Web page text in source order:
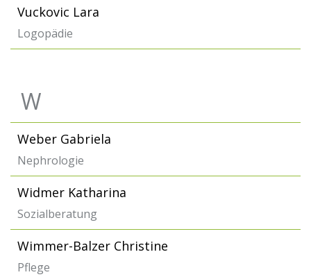
Vuckovic Lara
Logopädie
W
Weber Gabriela
Nephrologie
Widmer Katharina
Sozialberatung
Wimmer-Balzer Christine
Pflege